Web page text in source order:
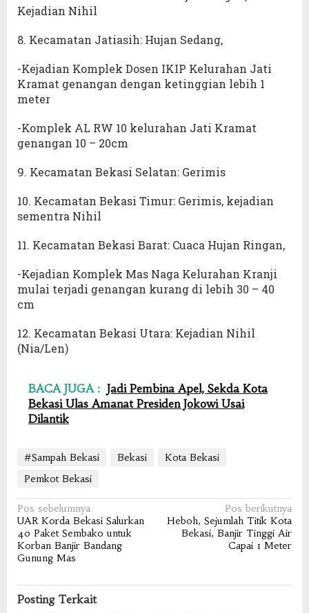
Kejadian Nihil
8. Kecamatan Jatiasih: Hujan Sedang,
-Kejadian Komplek Dosen IKIP Kelurahan Jati
Kramat genangan dengan ketinggian lebih 1
meter
-Komplek AL RW 10 kelurahan Jati Kramat
genangan 10 – 20cm
9. Kecamatan Bekasi Selatan: Gerimis
10. Kecamatan Bekasi Timur: Gerimis, kejadian
sementra Nihil
11. Kecamatan Bekasi Barat: Cuaca Hujan Ringan,
-Kejadian Komplek Mas Naga Kelurahan Kranji
mulai terjadi genangan kurang di lebih 30 – 40
cm
12. Kecamatan Bekasi Utara: Kejadian Nihil
(Nia/Len)
BACA JUGA : Jadi Pembina Apel, Sekda Kota
Bekasi Ulas Amanat Presiden Jokowi Usai
Dilantik
#Sampah Bekasi Bekasi
Kota Bekasi
Pemkot Bekasi
Navigasi
pos
Pos sebelumnya
UAR Korda Bekasi Salurkan
40 Paket Sembako untuk
Korban Banjir Bandang
Gunung Mas
Pos berikutnya
Heboh, Sejumlah Titik Kota
Bekasi, Banjir Tinggi Air
Capai 1 Meter
Posting Terkait